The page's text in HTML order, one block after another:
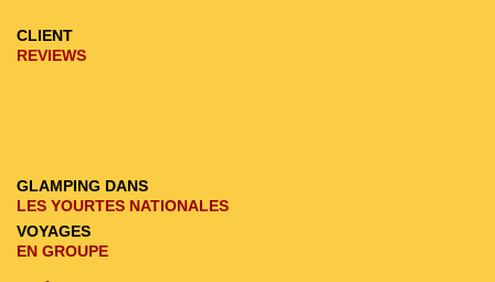
CLIENT
REVIEWS
GLAMPING DANS
LES YOURTES NATIONALES
VOYAGES
EN GROUPE